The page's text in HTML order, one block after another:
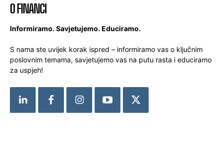
O FINANCI
Informiramo. Savjetujemo. Educiramo.
S nama ste uvijek korak ispred – informiramo vas o ključnim
poslovnim temama, savjetujemo vas na putu rasta i educiramo
za uspjeh!